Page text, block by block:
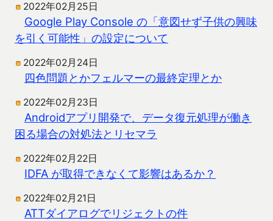
2022年02月25日
Google Play Console の「意図せず子供の興味
を引く可能性」の設定について
2022年02月24日
四色問題とかフェルマーの最終定理とか
2022年02月23日
Androidアプリ開発で、データ復元処理が働き
困る場合の対処法とリセマラ
2022年02月22日
IDFA が取得できなくて影響はあるか？
2022年02月21日
ATTダイアログでリジェクトの件